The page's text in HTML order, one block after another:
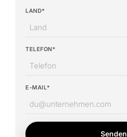
LAND*
TELEFON*
E-MAIL*
Senden